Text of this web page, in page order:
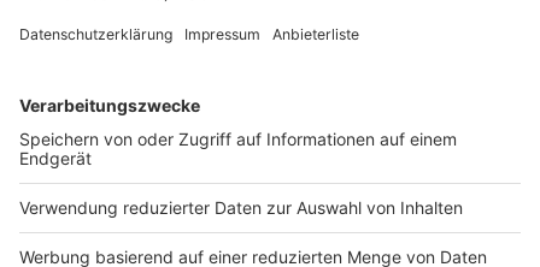
Services
Bauprojekt-Quiz
Häuser-Suche
Hausanbieter-Suche
Bauprojekt-Profil